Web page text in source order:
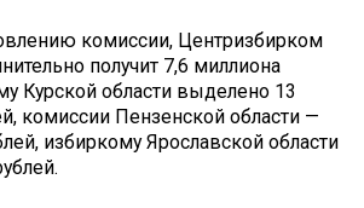
комиссии, Центризбирком
получит 7,6 миллиона
Курской области выделено 13
комиссии Пензенской области —
избиркому Ярославской области